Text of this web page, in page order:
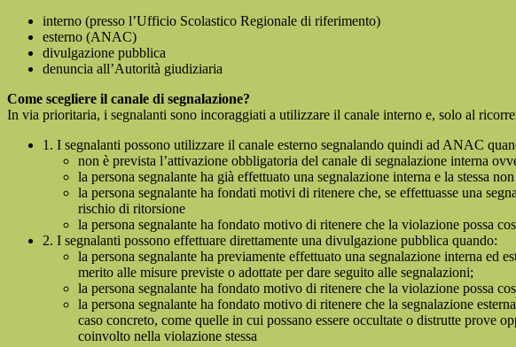
interno (presso l’Ufficio Scolastico Regionale di riferimento)
esterno (ANAC)
divulgazione pubblica
denuncia all’Autorità giudiziaria
Come scegliere il canale di segnalazione?
In via prioritaria, i segnalanti sono incoraggiati a utilizzare il canale interno e, solo al
1. I segnalanti possono utilizzare il canale esterno segnalando quindi ad ANAC
non è prevista l’attivazione obbligatoria del canale di segnalazione interna
la persona segnalante ha già effettuato una segnalazione interna e la stessa
la persona segnalante ha fondati motivi di ritenere che, se effettuasse una
rischio di ritorsione
la persona segnalante ha fondato motivo di ritenere che la violazione possa
2. I segnalanti possono effettuare direttamente una divulgazione pubblica quando:
la persona segnalante ha previamente effettuato una segnalazione interna ed
merito alle misure previste o adottate per dare seguito alle segnalazioni;
la persona segnalante ha fondato motivo di ritenere che la violazione possa
la persona segnalante ha fondato motivo di ritenere che la segnalazione
caso concreto, come quelle in cui possano essere occultate o distrutte prove
coinvolto nella violazione stessa